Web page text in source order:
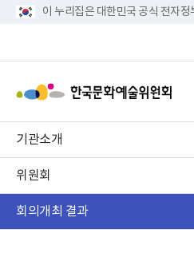
이 누리집은 대한민국 공식 전자정
기관소개
위원회
회의개최 결과